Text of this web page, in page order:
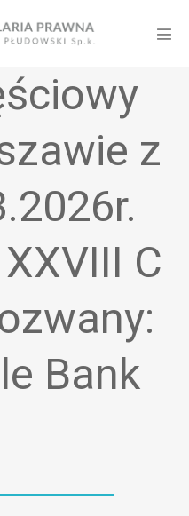
z
C
Bank